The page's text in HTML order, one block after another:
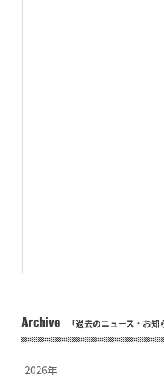
Archive 「過去のニュース・お知
2026年